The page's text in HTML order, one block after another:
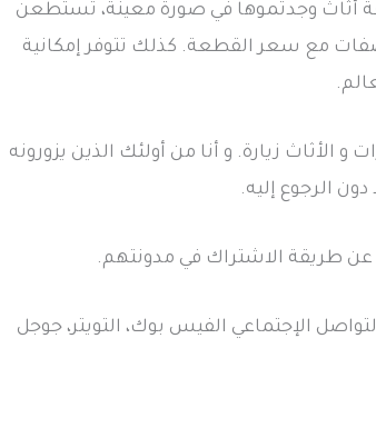
أثاث وجدتموها في صورة معينة، تستطعن
مع سعر القطعة. كذلك تتوفر إمكانية
و الأثاث زيارة. و أنا من أولئك الذين يزورونه
الرجوع إليه.
عن طريقة الاشتراك في مدونتهم.
الإجتماعي الفيس بوك، التويتر، جوجل